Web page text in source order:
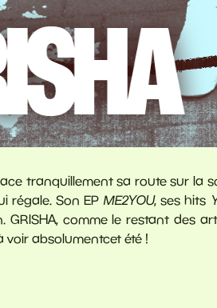
tranquillement sa route sur
régale. Son EP ME2YOU, ses hits
GRISHA, comme le restant des
voir absolumentcet été !